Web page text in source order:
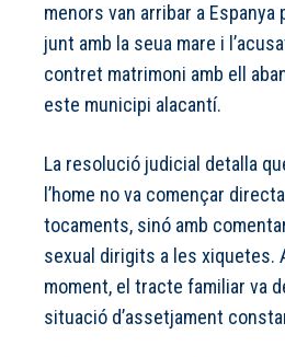
menors van arribar a Espanya
junt amb la seua mare i
contret matrimoni amb ell
este municipi alacantí.
La resolució judicial detalla
l’home no va començar
tocaments, sinó amb
sexual dirigits a les xiquetes.
moment, el tracte familiar va
situació d’assetjament